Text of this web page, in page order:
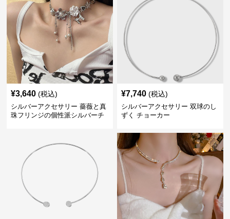
¥3,640 (税込)
シルバーアクセサリー 薔薇と真
珠フリンジの個性派シルバーチ
¥7,740 (税込)
シルバーアクセサリー 双球のし
ずく チョーカー